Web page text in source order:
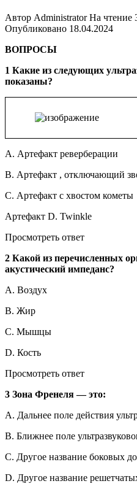
Автор Administrator На чтение
Опубликовано 18.04.2024
ВОПРОСЫ
1 Какие из следующих
показаны?
A. Артефакт реверберации
B. Артефакт , отключающий
C. Артефакт с хвостом кометы
Артефакт D. Twinkle
Просмотреть ответ
2 Какой из перечисленных
акустический импеданс?
A. Воздух
B. Жир
C. Мышцы
D. Кость
Просмотреть ответ
3 Зона Френеля — это:
A. Дальнее поле действия
B. Ближнее поле
C. Другое название боковых
D. Другое название